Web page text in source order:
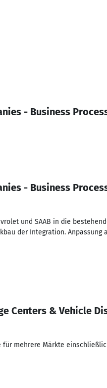
- Business
- Business
und SAAB in die
der Integration.
Centers & Vehicle
für mehrere Märkte